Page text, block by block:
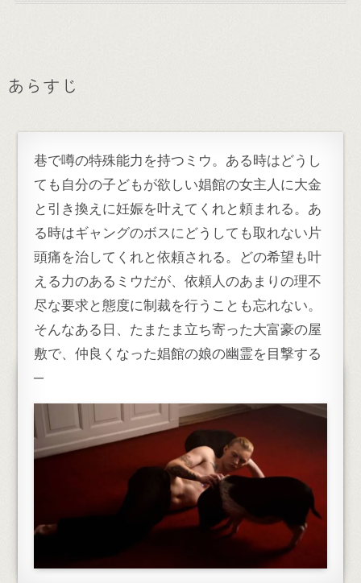
あらすじ
巷で噂の特殊能力を持つミウ。ある時はどうし
ても自分の子どもが欲しい娼館の女主人に大金
と引き換えに妊娠を叶えてくれと頼まれる。あ
る時はギャングのボスにどうしても取れない片
頭痛を治してくれと依頼される。どの希望も叶
える力のあるミウだが、依頼人のあまりの理不
尽な要求と態度に制裁を行うことも忘れない。
そんなある日、たまたま立ち寄った大富豪の屋
敷で、仲良くなった娼館の娘の幽霊を目撃する
─